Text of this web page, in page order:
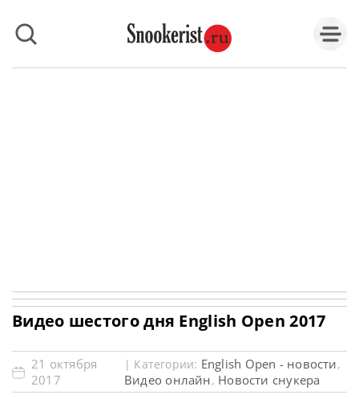
Видео шестого дня English Open 2017
21 октября
2017
| Категории: English Open - новости,
Видео онлайн, Новости снукера